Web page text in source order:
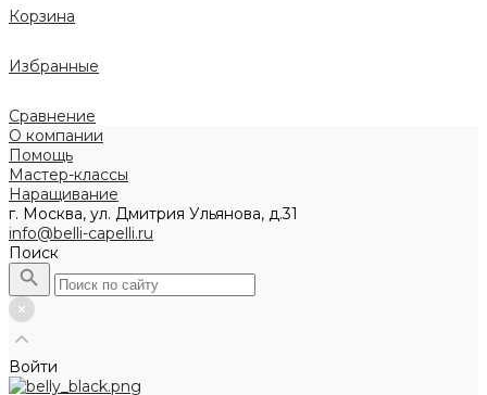
Корзина
Избранные
Сравнение
О компании
Помощь
Мастер-классы
Наращивание
г. Москва, ул. Дмитрия Ульянова, д.31
info@belli-capelli.ru
Поиск
Войти